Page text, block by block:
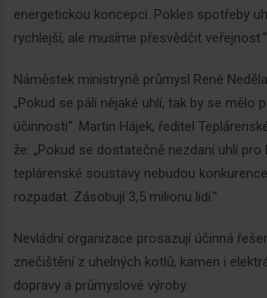
energetickou koncepci. Pokles spotřeby
rychlejší, ale musíme přesvědčit veřejnost.“
Náměstek ministryně průmysl René
„Pokud se pálí nějaké uhlí, tak by se mělo
účinnosti“. Martin Hájek, ředitel
že: „Pokud se dostatečně nezdaní uhlí
teplárenské soustavy nebudou
rozpadat. Zásobují 3,5 milionu lidí.“
Nevládní organizace prosazují účinná
znečištění z uhelných kotlů, kamen i
dopravy a průmyslové výroby.